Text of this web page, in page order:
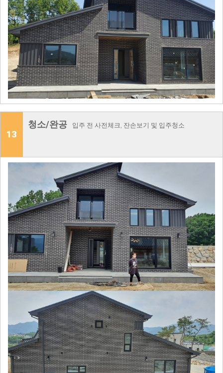
13
청소/완공 입주 전 사전체크, 잔손보기 및 입주청소